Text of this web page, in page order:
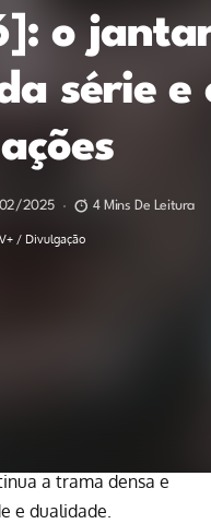
o
série e
2025 4 Mins De Leitura
/ Divulgação
a trama densa e
e dualidade.